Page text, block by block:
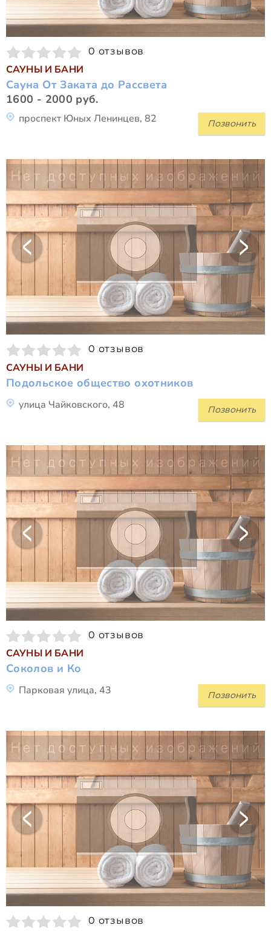
0 отзывов
САУНЫ И БАНИ
Сауна От Заката до Рассвета
1600 - 2000 руб.
Позвонить
проспект Юных Ленинцев, 82
0 отзывов
САУНЫ И БАНИ
Подольское общество охотников
Позвонить
улица Чайковского, 48
0 отзывов
САУНЫ И БАНИ
Соколов и Ко
Позвонить
Парковая улица, 43
0 отзывов